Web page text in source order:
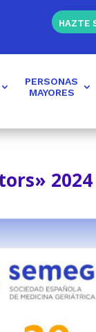
HAZTE
PERSONAS
MAYORES
2024